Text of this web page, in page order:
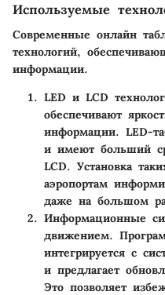
Используемые
Современные онлайн
технологий,
информации.
LED и LCD
обеспечивают
информации. LED-
и имеют больший
LCD. Установка
аэропортам
даже на большом
Информационные
движением.
интегрируется с
и предлагает
Это позволяет